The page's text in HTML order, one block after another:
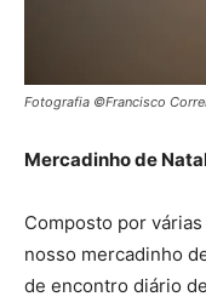
Fotografia ©Francisco
Mercadinho de
Composto por
nosso mercadinho
de encontro diário